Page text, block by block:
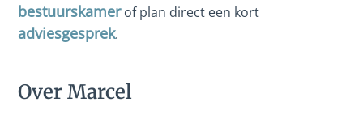
bestuurskamer of plan direct een kort
adviesgesprek.
Over Marcel